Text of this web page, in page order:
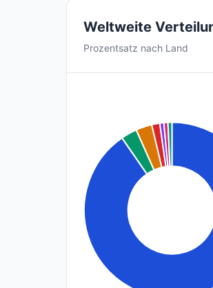
Weltweite
Prozentsatz nach Land